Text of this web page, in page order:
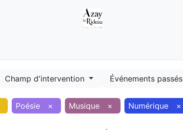
Champ d'intervention Événements passés
Poésie × Musique × Numérique ×